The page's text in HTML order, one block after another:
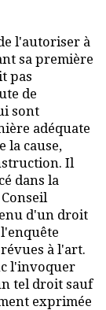
l'autoriser à
sa première
pas
de
sont
adéquate
la cause,
Il
dans la
d'un droit
à l'art.
l'invoquer
tel droit sauf
exprimée